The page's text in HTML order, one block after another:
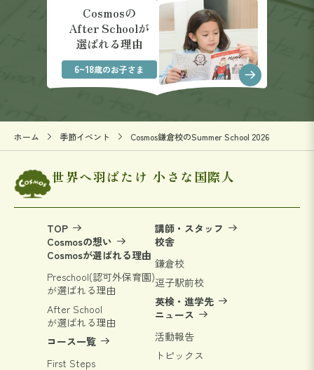
Cosmosの
After Schoolが
選ばれる理由
6~18歳のお子さま
ホーム 季節イベント Cosmos鎌倉校のSummer School 2026
世界へ羽ばたけ 小さな国際人
TOP
Cosmosの想い
Cosmosが選ばれる理由
Preschool(認可外保育園)
が選ばれる理由
After School
が選ばれる理由
コース一覧
First Steps
講師・スタッフ
校舎
鎌倉校
逗子駅前校
英検・進学先
ニュース
活動報告
トピックス